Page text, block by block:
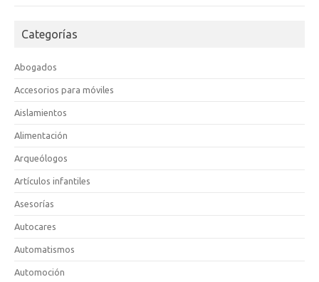
Categorías
Abogados
Accesorios para móviles
Aislamientos
Alimentación
Arqueólogos
Artículos infantiles
Asesorías
Autocares
Automatismos
Automoción